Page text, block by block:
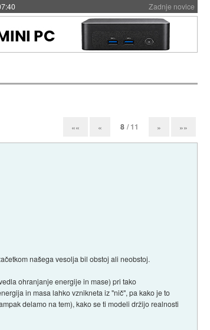
Zadnje novice
«« « 8 / 11 » »»
našega vesolja bil obstoj ali neobstoj.
ohranjanje energije in mase) pri tako
in masa lahko vznikneta iz "nič", pa kako je to
delamo na tem), kako se ti modeli držijo realnosti